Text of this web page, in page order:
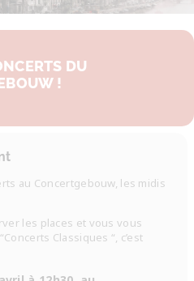
DU
!
au Concertgebouw, les midis
les places et vous vous
Classiques “, c’est